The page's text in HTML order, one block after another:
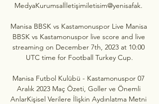
MedyaKurumsalİletişimiletisim@yenisafak.
Manisa BBSK vs Kastamonuspor Live Manisa
BBSK vs Kastamonuspor live score and live
streaming on December 7th, 2023 at 10:00
UTC time for Football Turkey Cup.
Manisa Futbol Kulübü - Kastamonuspor 07
Aralık 2023 Maç Özeti, Goller ve Önemli
AnlarKişisel Verilere İlişkin Aydınlatma Metni